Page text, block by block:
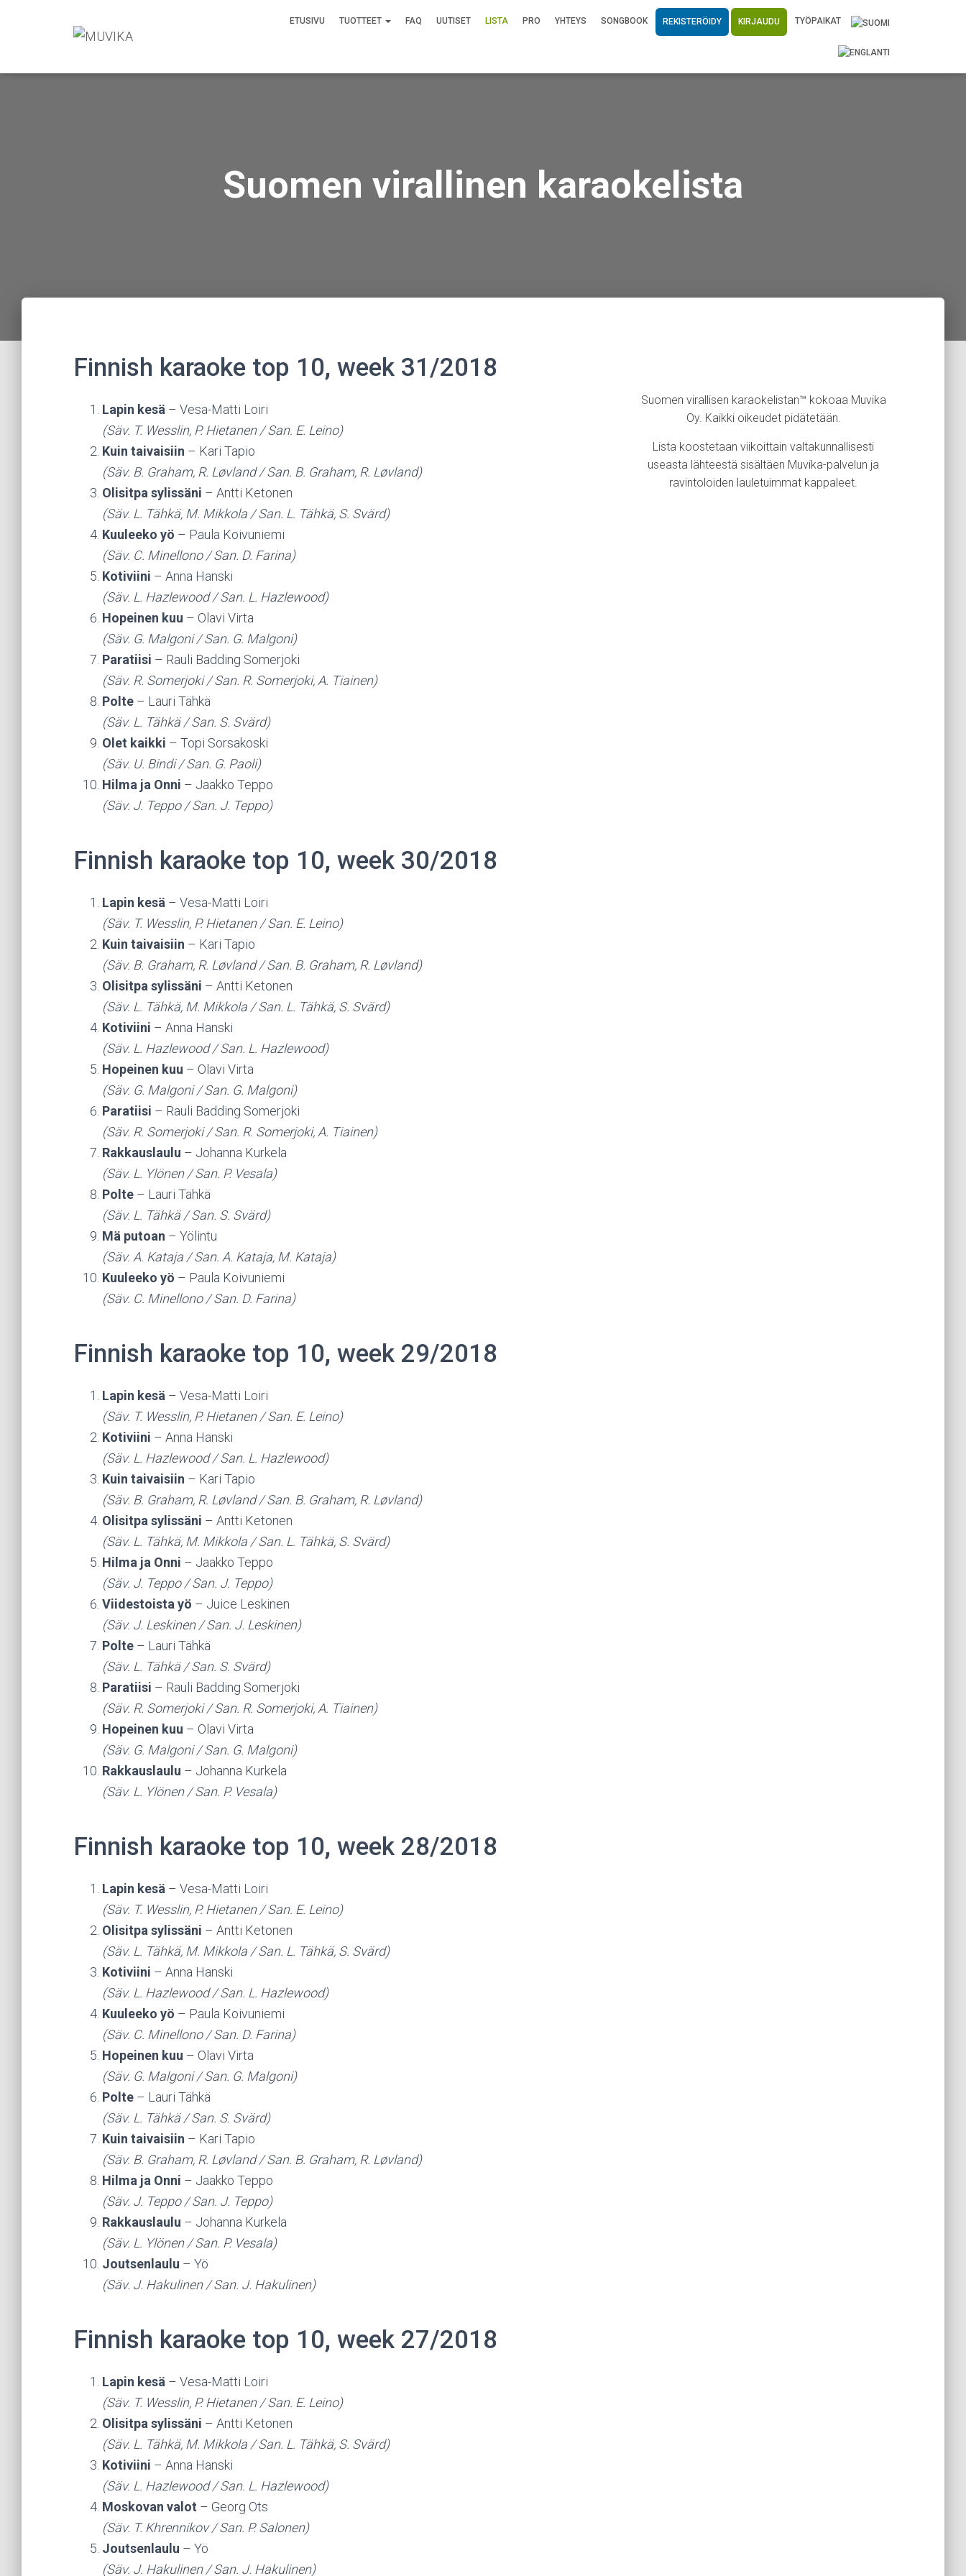
ETUSIVU TUOTTEET FAQ UUTISET LISTA PRO YHTEYS SONGBOOK REKISTERÖIDY KIRJAUDU TYÖPAIKAT
Suomen virallinen karaokelista
Finnish karaoke top 10, week 31/2018
Lapin kesä – Vesa-Matti Loiri
(Säv. T. Wesslin, P. Hietanen / San. E. Leino)
Kuin taivaisiin – Kari Tapio
(Säv. B. Graham, R. Løvland / San. B. Graham, R. Løvland)
Olisitpa sylissäni – Antti Ketonen
(Säv. L. Tähkä, M. Mikkola / San. L. Tähkä, S. Svärd)
Kuuleeko yö – Paula Koivuniemi
(Säv. C. Minellono / San. D. Farina)
Kotiviini – Anna Hanski
(Säv. L. Hazlewood / San. L. Hazlewood)
Hopeinen kuu – Olavi Virta
(Säv. G. Malgoni / San. G. Malgoni)
Paratiisi – Rauli Badding Somerjoki
(Säv. R. Somerjoki / San. R. Somerjoki, A. Tiainen)
Polte – Lauri Tähkä
(Säv. L. Tähkä / San. S. Svärd)
Olet kaikki – Topi Sorsakoski
(Säv. U. Bindi / San. G. Paoli)
Hilma ja Onni – Jaakko Teppo
(Säv. J. Teppo / San. J. Teppo)
Finnish karaoke top 10, week 30/2018
Lapin kesä – Vesa-Matti Loiri
(Säv. T. Wesslin, P. Hietanen / San. E. Leino)
Kuin taivaisiin – Kari Tapio
(Säv. B. Graham, R. Løvland / San. B. Graham, R. Løvland)
Olisitpa sylissäni – Antti Ketonen
(Säv. L. Tähkä, M. Mikkola / San. L. Tähkä, S. Svärd)
Kotiviini – Anna Hanski
(Säv. L. Hazlewood / San. L. Hazlewood)
Hopeinen kuu – Olavi Virta
(Säv. G. Malgoni / San. G. Malgoni)
Paratiisi – Rauli Badding Somerjoki
(Säv. R. Somerjoki / San. R. Somerjoki, A. Tiainen)
Rakkauslaulu – Johanna Kurkela
(Säv. L. Ylönen / San. P. Vesala)
Polte – Lauri Tähkä
(Säv. L. Tähkä / San. S. Svärd)
Mä putoan – Yölintu
(Säv. A. Kataja / San. A. Kataja, M. Kataja)
Kuuleeko yö – Paula Koivuniemi
(Säv. C. Minellono / San. D. Farina)
Finnish karaoke top 10, week 29/2018
Lapin kesä – Vesa-Matti Loiri
(Säv. T. Wesslin, P. Hietanen / San. E. Leino)
Kotiviini – Anna Hanski
(Säv. L. Hazlewood / San. L. Hazlewood)
Kuin taivaisiin – Kari Tapio
(Säv. B. Graham, R. Løvland / San. B. Graham, R. Løvland)
Olisitpa sylissäni – Antti Ketonen
(Säv. L. Tähkä, M. Mikkola / San. L. Tähkä, S. Svärd)
Hilma ja Onni – Jaakko Teppo
(Säv. J. Teppo / San. J. Teppo)
Viidestoista yö – Juice Leskinen
(Säv. J. Leskinen / San. J. Leskinen)
Polte – Lauri Tähkä
(Säv. L. Tähkä / San. S. Svärd)
Paratiisi – Rauli Badding Somerjoki
(Säv. R. Somerjoki / San. R. Somerjoki, A. Tiainen)
Hopeinen kuu – Olavi Virta
(Säv. G. Malgoni / San. G. Malgoni)
Rakkauslaulu – Johanna Kurkela
(Säv. L. Ylönen / San. P. Vesala)
Finnish karaoke top 10, week 28/2018
Lapin kesä – Vesa-Matti Loiri
(Säv. T. Wesslin, P. Hietanen / San. E. Leino)
Olisitpa sylissäni – Antti Ketonen
(Säv. L. Tähkä, M. Mikkola / San. L. Tähkä, S. Svärd)
Kotiviini – Anna Hanski
(Säv. L. Hazlewood / San. L. Hazlewood)
Kuuleeko yö – Paula Koivuniemi
(Säv. C. Minellono / San. D. Farina)
Hopeinen kuu – Olavi Virta
(Säv. G. Malgoni / San. G. Malgoni)
Polte – Lauri Tähkä
(Säv. L. Tähkä / San. S. Svärd)
Kuin taivaisiin – Kari Tapio
(Säv. B. Graham, R. Løvland / San. B. Graham, R. Løvland)
Hilma ja Onni – Jaakko Teppo
(Säv. J. Teppo / San. J. Teppo)
Rakkauslaulu – Johanna Kurkela
(Säv. L. Ylönen / San. P. Vesala)
Joutsenlaulu – Yö
(Säv. J. Hakulinen / San. J. Hakulinen)
Finnish karaoke top 10, week 27/2018
Lapin kesä – Vesa-Matti Loiri
(Säv. T. Wesslin, P. Hietanen / San. E. Leino)
Olisitpa sylissäni – Antti Ketonen
(Säv. L. Tähkä, M. Mikkola / San. L. Tähkä, S. Svärd)
Kotiviini – Anna Hanski
(Säv. L. Hazlewood / San. L. Hazlewood)
Moskovan valot – Georg Ots
(Säv. T. Khrennikov / San. P. Salonen)
Joutsenlaulu – Yö
(Säv. J. Hakulinen / San. J. Hakulinen)
Suomen virallisen karaokelistan™ kokoaa Muvika
Oy. Kaikki oikeudet pidätetään.
Lista koostetaan viikoittain valtakunnallisesti
useasta lähteestä sisältäen Muvika-palvelun ja
ravintoloiden lauletuimmat kappaleet.